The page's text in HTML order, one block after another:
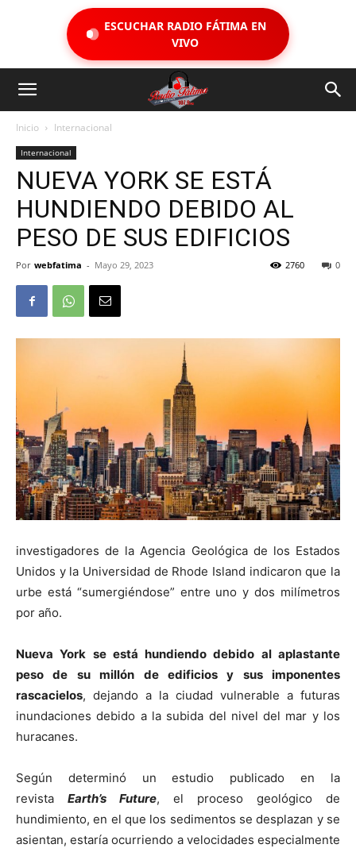
ESCUCHAR RADIO FÁTIMA EN
VIVO
Inicio Internacional
Internacional
NUEVA YORK SE ESTÁ
HUNDIENDO DEBIDO AL
PESO DE SUS EDIFICIOS
Por webfatima - Mayo 29, 2023 0
2760
investigadores de la Agencia Geológica de los Estados
Unidos y la Universidad de Rhode Island indicaron que la
urbe está “sumergiéndose” entre uno y dos milímetros
por año.
Nueva York se está hundiendo debido al aplastante
peso de su millón de edificios y sus imponentes
rascacielos, dejando a la ciudad vulnerable a futuras
inundaciones debido a la subida del nivel del mar y los
huracanes.
Según determinó un estudio publicado en la
revista Earth’s Future, el proceso geológico de
hundimiento, en el que los sedimentos se desplazan y se
asientan, estaría ocurriendo a velocidades especialmente